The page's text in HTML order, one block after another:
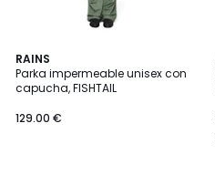
RAINS
Parka impermeable unisex con
capucha, FISHTAIL
129.00 €